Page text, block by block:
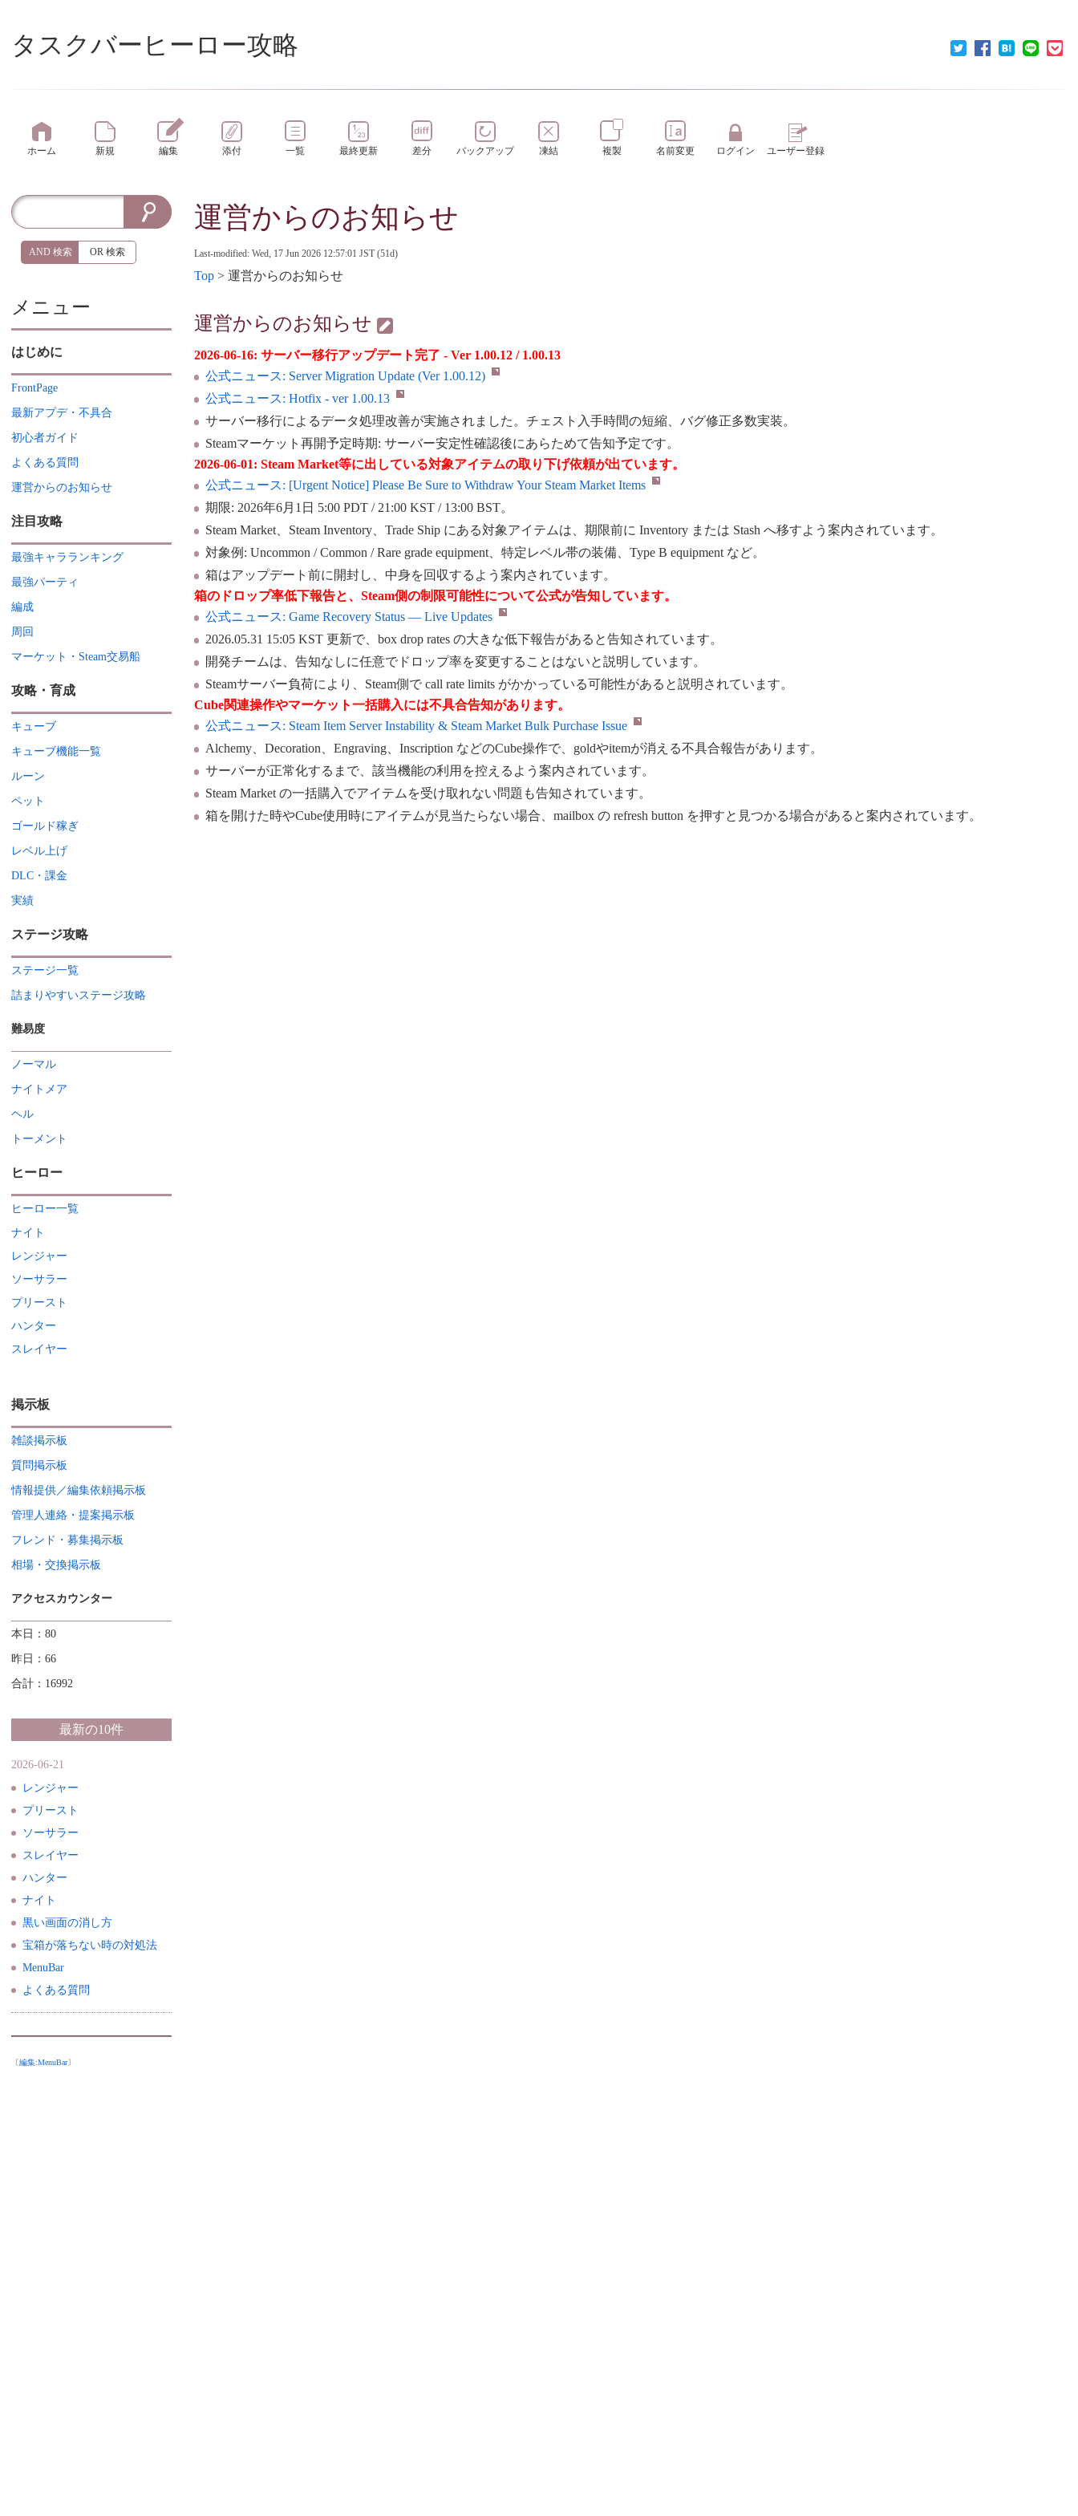
タスクバーヒーロー攻略
ホーム 新規 編集 添付 一覧 最終更新 差分 バックアップ 凍結 複製 名前変更 ログイン ユーザー登録
運営からのお知らせ
Last-modified: Wed, 17 Jun 2026 12:57:01 JST (51d)
Top > 運営からのお知らせ
運営からのお知らせ
2026-06-16: サーバー移行アップデート完了 - Ver 1.00.12 / 1.00.13
公式ニュース: Server Migration Update (Ver 1.00.12)
公式ニュース: Hotfix - ver 1.00.13
サーバー移行によるデータ処理改善が実施されました。チェスト入手時間の短縮、バグ修正多数実装。
Steamマーケット再開予定時期: サーバー安定性確認後にあらためて告知予定です。
2026-06-01: Steam Market等に出している対象アイテムの取り下げ依頼が出ています。
公式ニュース: [Urgent Notice] Please Be Sure to Withdraw Your Steam Market Items
期限: 2026年6月1日 5:00 PDT / 21:00 KST / 13:00 BST。
Steam Market、Steam Inventory、Trade Ship にある対象アイテムは、期限前に Inventory または Stash へ移すよう案内されています。
対象例: Uncommon / Common / Rare grade equipment、特定レベル帯の装備、Type B equipment など。
箱はアップデート前に開封し、中身を回収するよう案内されています。
箱のドロップ率低下報告と、Steam側の制限可能性について公式が告知しています。
公式ニュース: Game Recovery Status — Live Updates
2026.05.31 15:05 KST 更新で、box drop rates の大きな低下報告があると告知されています。
開発チームは、告知なしに任意でドロップ率を変更することはないと説明しています。
Steamサーバー負荷により、Steam側で call rate limits がかかっている可能性があると説明されています。
Cube関連操作やマーケット一括購入には不具合告知があります。
公式ニュース: Steam Item Server Instability & Steam Market Bulk Purchase Issue
Alchemy、Decoration、Engraving、Inscription などのCube操作で、goldやitemが消える不具合報告があります。
サーバーが正常化するまで、該当機能の利用を控えるよう案内されています。
Steam Market の一括購入でアイテムを受け取れない問題も告知されています。
箱を開けた時やCube使用時にアイテムが見当たらない場合、mailbox の refresh button を押すと見つかる場合があると案内されています。
AND 検索 OR 検索
メニュー
はじめに
FrontPage
最新アプデ・不具合
初心者ガイド
よくある質問
運営からのお知らせ
注目攻略
最強キャラランキング
最強パーティ
編成
周回
マーケット・Steam交易船
攻略・育成
キューブ
キューブ機能一覧
ルーン
ペット
ゴールド稼ぎ
レベル上げ
DLC・課金
実績
ステージ攻略
ステージ一覧
詰まりやすいステージ攻略
難易度
ノーマル
ナイトメア
ヘル
トーメント
ヒーロー
ヒーロー一覧
ナイト
レンジャー
ソーサラー
プリースト
ハンター
スレイヤー
掲示板
雑談掲示板
質問掲示板
情報提供／編集依頼掲示板
管理人連絡・提案掲示板
フレンド・募集掲示板
相場・交換掲示板
アクセスカウンター
本日：80
昨日：66
合計：16992
最新の10件
2026-06-21
レンジャー
プリースト
ソーサラー
スレイヤー
ハンター
ナイト
黒い画面の消し方
宝箱が落ちない時の対処法
MenuBar
よくある質問
〔編集:MenuBar〕